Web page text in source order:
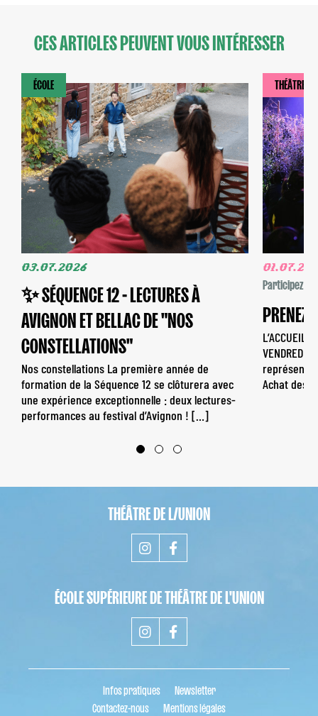
CES ARTICLES PEUVENT VOUS INTÉRESSER
ÉCOLE
03.07.2026
✨ SÉQUENCE 12 - LECTURES À
AVIGNON ET BELLAC DE "NOS
CONSTELLATIONS"
Nos constellations La première année de
formation de la Séquence 12 se clôturera avec
une expérience exceptionnelle : deux lectures-
performances au festival d’Avignon ! […]
THÉÂTRE
Participez
PRENEZ
L’ACCUEIL-
VENDREDI
Achat des
THÉÂTRE DE L/UNION
ÉCOLE SUPÉRIEURE DE THÉÂTRE DE L'UNION
Infos pratiques
Newsletter
Contactez-nous
Mentions légales